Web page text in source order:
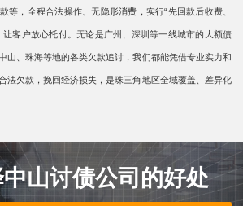
等，全程合法操作、无隐形消费，实行“先回款后收费、
让客户放心托付。无论是广州、深圳等一线城市的大额债
山、珠海等地的各类欠款追讨，我们都能凭借专业实力和
法欠款，挽回经济损失，是珠三角地区全域覆盖、差异化
山讨债公司的好处